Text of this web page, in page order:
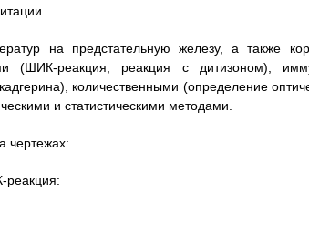
на предстательную железу, а также
(ШИК-реакция, реакция с дитизоном),
количественными (определение
и статистическими методами.
чертежах:
реакция: